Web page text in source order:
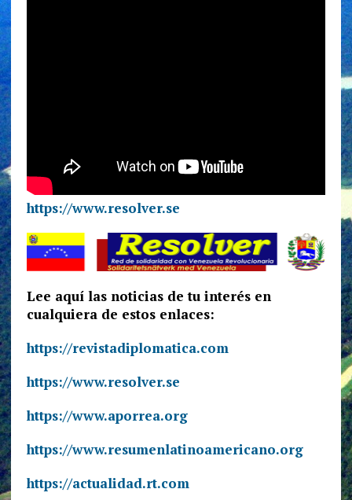
https://www.resolver.se
Lee aquí las noticias de tu interés en
cualquiera de estos enlaces:
https://revistadiplomatica.com
https://www.resolver.se
https://www.aporrea.org
https://www.resumenlatinoamericano.org
https://actualidad.rt.com